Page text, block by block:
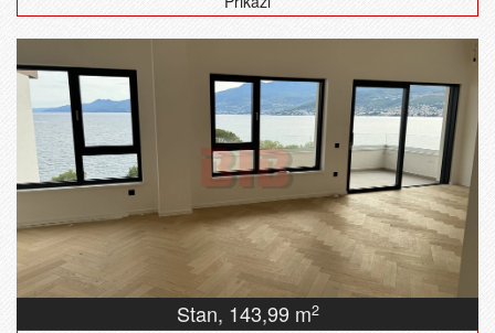
Stan, 143,99 m2